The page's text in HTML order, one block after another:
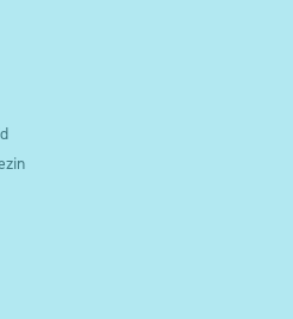
websites/apps doen we
anoniem als niet-
van niet-anonieme
wordt
gevraagd. Je kan
op je toestel
cookie instellingen aan te